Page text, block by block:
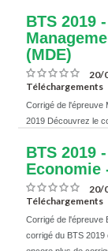
BTS 2019
(MDE)
20/
Téléchargements
Corrigé de l'épreuve
2019 Découvrez le
d'annales ...
BTS 2019
Economie
20/
Téléchargements
Corrigé de l'épreuve
corrigé du BTS